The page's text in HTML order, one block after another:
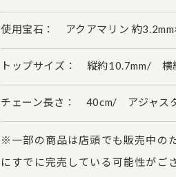
使用宝石： アクアマリン 約
トップサイズ： 縦約10.7mm/ 横
チェーン長さ： 40cm/ アジャス
※一部の商品は店頭でも販売中の
にすでに完売している可能性がご